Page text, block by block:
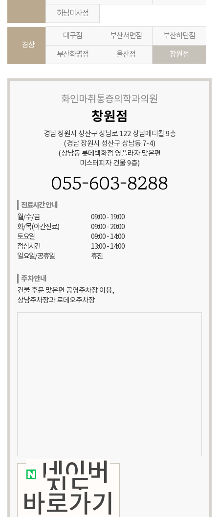
하남미사점
경상
대구점 부산서면점 부산하단점
부산화명점 울산점 창원점
화인마취통증의학과의원
창원점
경남 창원시 성산구 상남로 122 상남메디칼 9층
(경남 창원시 성산구 상남동 7-4)
(상남동 롯데백화점 영플라자 맞은편
미스터피자 건물 9층)
055-603-8288
진료시간 안내
월/수/금
화/목(야간진료)
토요일
점심시간
일요일/공휴일
09:00 - 19:00
09:00 - 20:00
09:00 - 14:00
13:00 - 14:00
휴진
주차안내
건물 후문 맞은편 공영주차장 이용,
상남주차장과 로데오주차장
네이버
지도
바로가기